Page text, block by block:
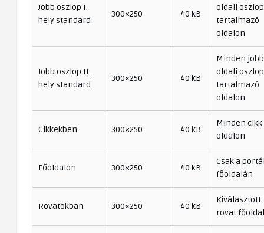
Jobb oszlop I.
hely standard
300×250 40 kB
oldali
tartalmazó
oldalon
Jobb oszlop II.
hely standard
300×250 40 kB
Minden jobb
oldali
tartalmazó
oldalon
Cikkekben 300×250 40 kB
Minden cikk
oldalon
Főoldalon 300×250 40 kB
Csak a
főoldalán
Rovatokban 300×250 40 kB
Kiválasztott
rovat